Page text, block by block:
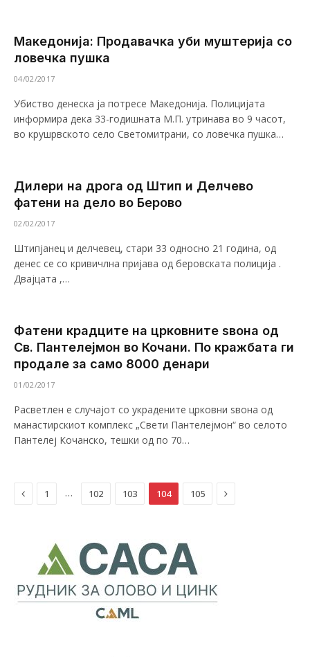
Македонија: Продавачка уби муштерија со
ловечка пушка
04/02/2017
Убиство денеска ја потресе Македонија. Полицијата
информира дека 33-годишната М.П. утринава во 9 часот,
во крушрвското село Светомитрани, со ловечка пушка…
Дилери на дрога од Штип и Делчево
фатени на дело во Берово
02/02/2017
Штипјанец и делчевец, стари 33 односно 21 година, од
денес се со кривичлна пријава од беровската полиција .
Двајцата ,…
Фатени крадците на црковните ѕвона од
Св. Пантелејмон во Кочани. По кражбата ги
продале за само 8000 денари
01/02/2017
Расветлен е случајот со украдените црковни ѕвона од
манастирскиот комплекс „Свети Пантелејмон“ во селото
Пантелеј Кочанско, тешки од по 70…
Previous
1 … 102 103 104 105 Next